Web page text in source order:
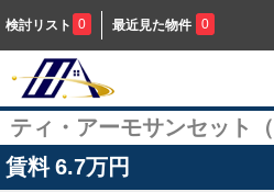
検討リスト 0 最近見た物件 0
ティ・アーモサンセット（
賃料 6.7万円